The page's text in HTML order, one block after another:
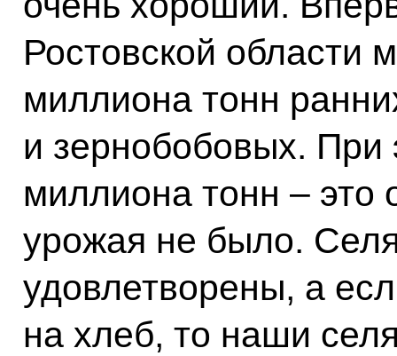
Ростовской области
миллиона тонн
и зернобобовых. При
миллиона тонн – это
урожая не было.
удовлетворены, а
на хлеб, то наши